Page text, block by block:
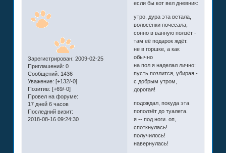
Зарегистрирован: 2009-02-25
Приглашений: 0
Сообщений: 1436
Уважение: [+132/-0]
Позитив: [+69/-0]
Провел на форуме:
17 дней 6 часов
Последний визит:
2018-08-16 09:24:30
если бы кот вел дневник:
утро. дура эта встала,
волосёнки почесала,
сонно в ванную ползёт -
там её подарок ждёт.
не в горшке, а как
обычно
на пол я наделал лично:
пусть позлится, убирая -
с добрым утром,
дорогая!
подождал, покуда эта
поползёт до туалета.
я -- под ноги. оп,
споткнулась!
получилось!
навернулась!